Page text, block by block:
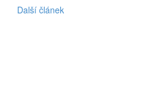
Další článek